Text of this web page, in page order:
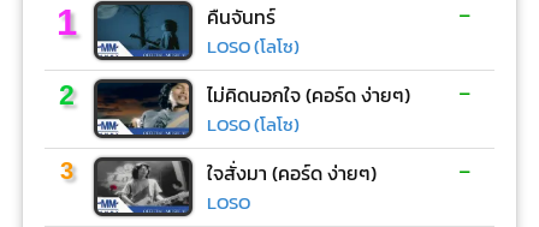
1 คืนจันทร์
LOSO (โลโซ)
-
2 ไม่คิดนอกใจ (คอร์ด ง่ายๆ)
LOSO (โลโซ)
-
3 ใจสั่งมา (คอร์ด ง่ายๆ)
LOSO
-